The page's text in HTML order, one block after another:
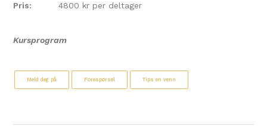
Pris: 4800 kr per deltager
Kursprogram
Meld deg på Forespørsel Tips en venn